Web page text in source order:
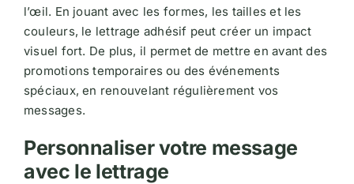
l’œil. En jouant avec les formes, les tailles et les
couleurs, le lettrage adhésif peut créer un impact
visuel fort. De plus, il permet de mettre en avant des
promotions temporaires ou des événements
spéciaux, en renouvelant régulièrement vos
messages.
Personnaliser votre message
avec le lettrage